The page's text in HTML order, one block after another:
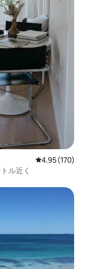
レビュー170
4.95 (170)
ル近く